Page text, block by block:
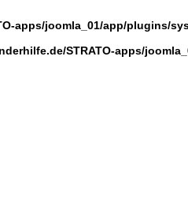
apps/joomla_01/app/plugins/
STRATO-apps/